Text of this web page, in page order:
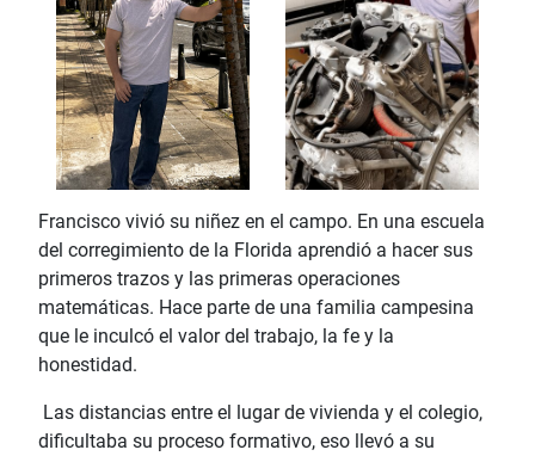
Francisco vivió su niñez en el campo. En una escuela
del corregimiento de la Florida aprendió a hacer sus
primeros trazos y las primeras operaciones
matemáticas. Hace parte de una familia campesina
que le inculcó el valor del trabajo, la fe y la
honestidad.
Las distancias entre el lugar de vivienda y el colegio,
dificultaba su proceso formativo, eso llevó a su